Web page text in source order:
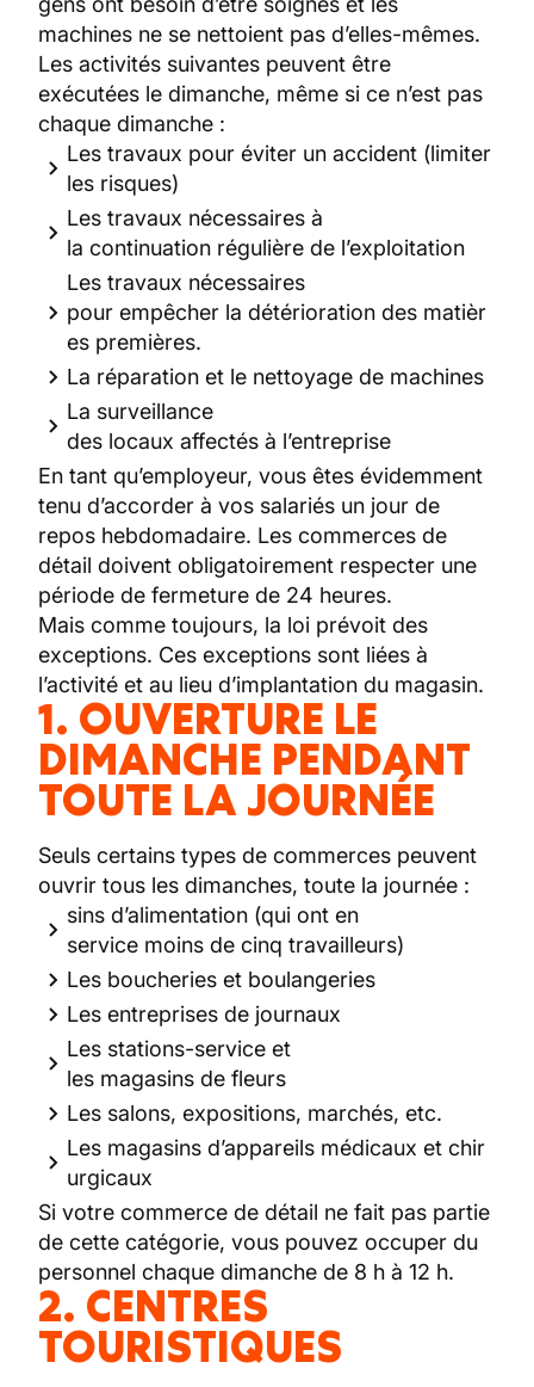
machines ne se nettoient pas d’elles-mêmes.
Les activités suivantes peuvent être
exécutées le dimanche, même si ce n’est pas
chaque dimanche :
Les travaux pour éviter un accident (limiter
les risques)
Les travaux nécessaires à
la continuation régulière de l’exploitation
Les travaux nécessaires
pour empêcher la détérioration des matièr
es premières.
La réparation et le nettoyage de machines
La surveillance
des locaux affectés à l’entreprise
En tant qu’employeur, vous êtes évidemment
tenu d’accorder à vos salariés un jour de
repos hebdomadaire. Les commerces de
détail doivent obligatoirement respecter une
période de fermeture de 24 heures.
Mais comme toujours, la loi prévoit des
exceptions. Ces exceptions sont liées à
l’activité et au lieu d’implantation du magasin.
1. OUVERTURE LE
DIMANCHE PENDANT
TOUTE LA JOURNÉE
Seuls certains types de commerces peuvent
ouvrir tous les dimanches, toute la journée :
sins d’alimentation (qui ont en
service moins de cinq travailleurs)
Les boucheries et boulangeries
Les entreprises de journaux
Les stations-service et
les magasins de fleurs
Les salons, expositions, marchés, etc.
Les magasins d’appareils médicaux et chir
urgicaux
Si votre commerce de détail ne fait pas partie
de cette catégorie, vous pouvez occuper du
personnel chaque dimanche de 8 h à 12 h.
2. CENTRES
TOURISTIQUES